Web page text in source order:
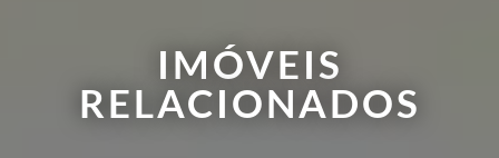
IMÓVEIS
RELACIONADOS